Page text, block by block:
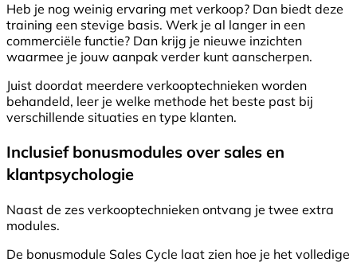
Heb je nog weinig ervaring met verkoop? Dan biedt deze
training een stevige basis. Werk je al langer in een
commerciële functie? Dan krijg je nieuwe inzichten
waarmee je jouw aanpak verder kunt aanscherpen.
Juist doordat meerdere verkooptechnieken worden
behandeld, leer je welke methode het beste past bij
verschillende situaties en type klanten.
Inclusief bonusmodules over sales en
klantpsychologie
Naast de zes verkooptechnieken ontvang je twee extra
modules.
De bonusmodule Sales Cycle laat zien hoe je het volledige